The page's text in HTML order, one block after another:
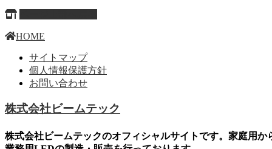
HOME
サイトマップ
個人情報保護方針
お問い合わせ
株式会社ビームテック
株式会社ビームテックのオフィシャルサイトです。家庭用か